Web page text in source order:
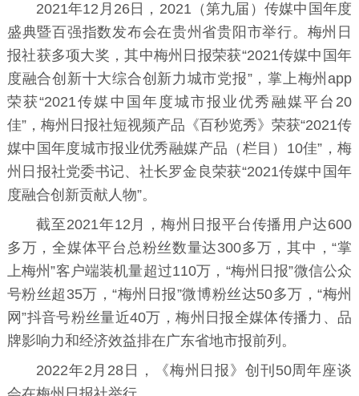
2021年12月26日，2021（第九届）传媒中国年度
盛典暨百强指数发布会在贵州省贵阳市举行。梅州日
报社获多项大奖，其中梅州日报荣获“2021传媒中国年
度融合创新十大综合创新力城市党报”，掌上梅州app
荣获“2021传媒中国年度城市报业优秀融媒平台20
佳”，梅州日报社短视频产品《百秒览秀》荣获“2021传
媒中国年度城市报业优秀融媒产品（栏目）10佳”，梅
州日报社党委书记、社长罗金良荣获“2021传媒中国年
度融合创新贡献人物”。
截至2021年12月，梅州日报平台传播用户达600
多万，全媒体平台总粉丝数量达300多万，其中，“掌
上梅州”客户端装机量超过110万，“梅州日报”微信公众
号粉丝超35万，“梅州日报”微博粉丝达50多万，“梅州
网”抖音号粉丝量近40万，梅州日报全媒体传播力、品
牌影响力和经济效益排在广东省地市报前列。
2022年2月28日，《梅州日报》创刊50周年座谈